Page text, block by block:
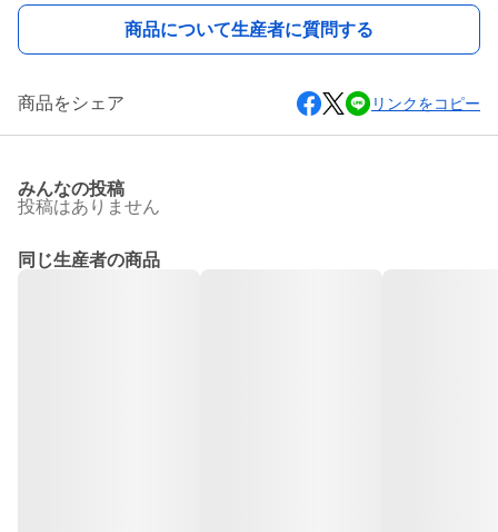
商品について生産者に質問する
商品をシェア リンクをコピー
みんなの投稿
投稿はありません
同じ生産者の商品